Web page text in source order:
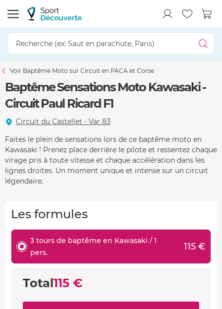
Voir Baptême Moto sur Circuit en PACA et Corse
Baptême Sensations Moto Kawasaki -
Circuit Paul Ricard F1
Circuit du Castellet - Var 83
Faites le plein de sensations lors de ce baptême moto en
Kawasaki ! Prenez place derrière le pilote et ressentez chaque
virage pris à toute vitesse et chaque accélération dans les
lignes droites. Un moment unique et intense sur un circuit
légendaire.
Les formules
3 tours de baptême en Kawasaki / 1
pers.
115 €
Total115 €